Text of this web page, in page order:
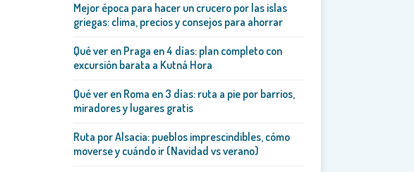
Mejor época para hacer un crucero por las islas
griegas: clima, precios y consejos para ahorrar
Qué ver en Praga en 4 días: plan completo con
excursión barata a Kutná Hora
Qué ver en Roma en 3 días: ruta a pie por barrios,
miradores y lugares gratis
Ruta por Alsacia: pueblos imprescindibles, cómo
moverse y cuándo ir (Navidad vs verano)